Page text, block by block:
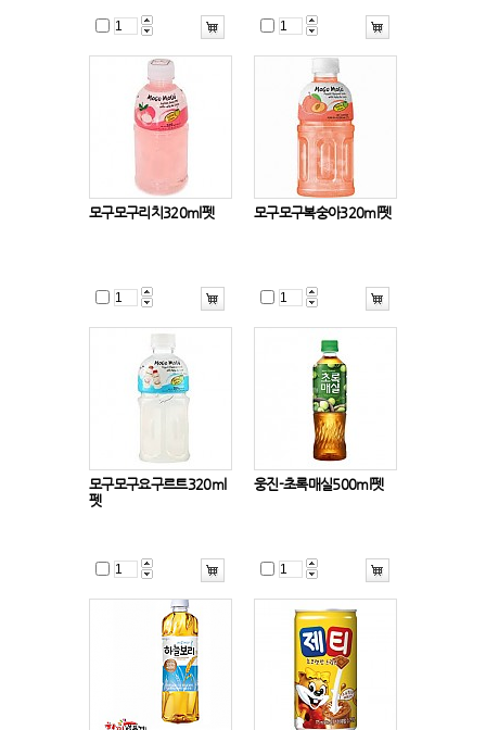
모구모구리치320ml펫 모구모구복숭아320ml펫
모구모구요구르트320ml
펫
웅진-초록매실500ml펫